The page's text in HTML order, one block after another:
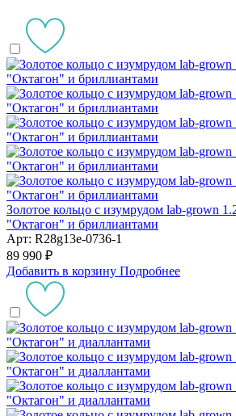
Золотое кольцо с изумрудом lab-grown
"Октагон" и бриллиантами
Арт: R28g13e-0736-1
89 990 ₽
Добавить в корзину Подробнее